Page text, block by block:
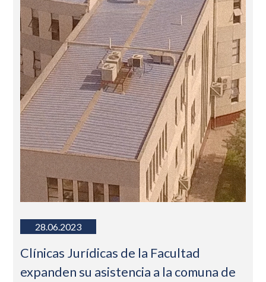
28.06.2023
Clínicas Jurídicas de la Facultad
expanden su asistencia a la comuna de